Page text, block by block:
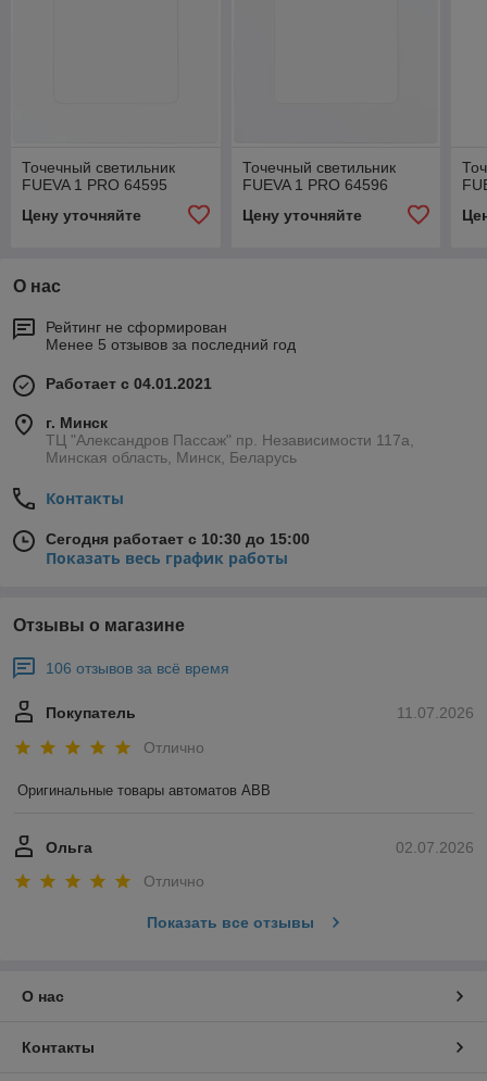
Точечный светильник
FUEVA 1 PRO 64595
Цену уточняйте
Точечный светильник
FUEVA 1 PRO 64596
Цену уточняйте
О нас
Рейтинг не сформирован
Менее 5 отзывов за последний год
Работает с 04.01.2021
г. Минск
ТЦ "Александров Пассаж" пр. Независимости 117а,
Минская область, Минск, Беларусь
Контакты
Сегодня работает с 10:30 до 15:00
Показать весь график работы
Отзывы о магазине
106 отзывов за всё время
11.07.2026
Покупатель
Отлично
Оригинальные товары автоматов ABB
02.07.2026
Ольга
Отлично
Показать все отзывы
О нас
Контакты